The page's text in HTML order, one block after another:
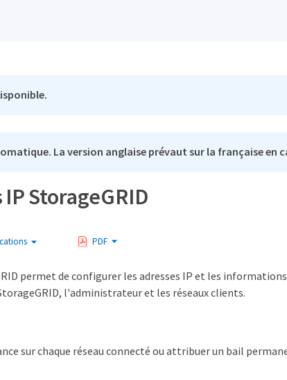
La version anglaise prévaut sur la française en
StorageGRID
PDF
permet de configurer les adresses IP et les
l'administrateur et les réseaux clients.
sur chaque réseau connecté ou attribuer un bail